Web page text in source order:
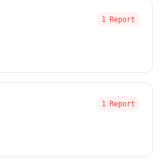
1 Report
1 Report